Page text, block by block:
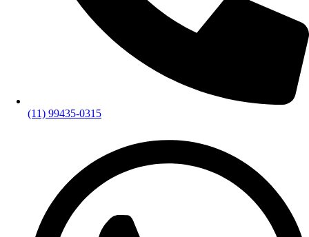
(11) 99435-0315